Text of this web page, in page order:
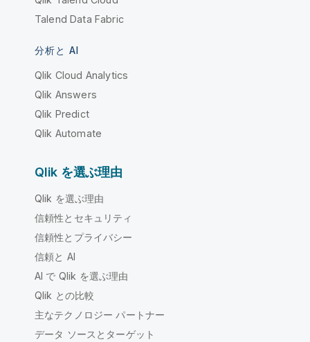
Talend Data Fabric
分析と AI
Qlik Cloud Analytics
Qlik Answers
Qlik Predict
Qlik Automate
Qlik を選ぶ理由
Qlik を選ぶ理由
信頼性とセキュリティ
信頼性とプライバシー
信頼と AI
AI で Qlik を選ぶ理由
Qlik との比較
主なテクノロジー パートナー
データ ソースとターゲット